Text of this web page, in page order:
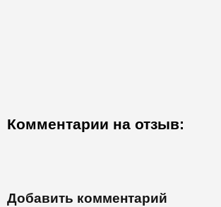
Комментарии на отзыв:
Добавить комментарий